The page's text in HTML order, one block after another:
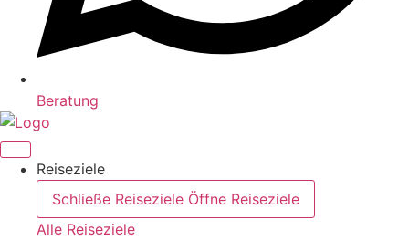
Beratung
Reiseziele
Schließe Reiseziele Öffne Reiseziele
Alle Reiseziele